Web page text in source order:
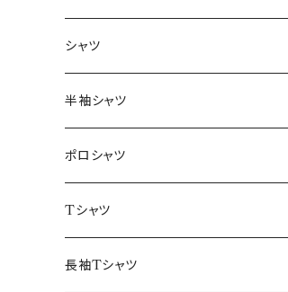
～44/S
46/M
48/L
50/XL～
シャツ
～44/S
46/M
48/L
50/XL～
半袖シャツ
～44/S
46/M
48/L
ポロシャツ
～44/S
46/M
Tシャツ
～44/S
長袖Tシャツ